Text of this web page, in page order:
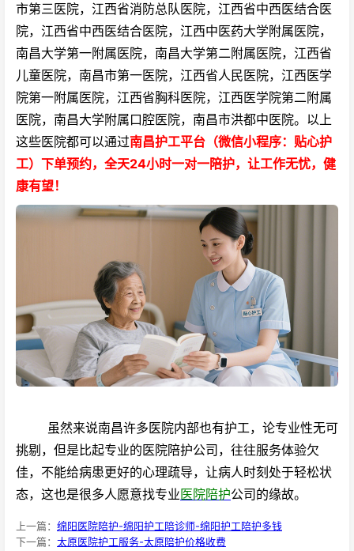
市第三医院，江西省消防总队医院，江西省中西医结合医
院，江西省中西医结合医院，江西中医药大学附属医院，
南昌大学第一附属医院，南昌大学第二附属医院，江西省
儿童医院，南昌市第一医院，江西省人民医院，江西医学
院第一附属医院，江西省胸科医院，江西医学院第二附属
医院，南昌大学附属口腔医院，南昌市洪都中医院。以上
这些医院都可以通过南昌护工平台（微信小程序：贴心护
工）下单预约，全天24小时一对一陪护，让工作无忧，健
康有望！
虽然来说南昌许多医院内部也有护工，论专业性无可
挑剔，但是比起专业的医院陪护公司，往往服务体验欠
佳，不能给病患更好的心理疏导，让病人时刻处于轻松状
态，这也是很多人愿意找专业医院陪护公司的缘故。
上一篇： 绵阳医院陪护-绵阳护工陪诊师-绵阳护工陪护多钱
下一篇： 太原医院护工服务-太原陪护价格收费